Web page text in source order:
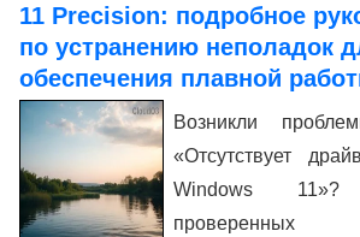
11 Precision: подробное
по устранению неполадок
обеспечения плавной
Возникли
«Отсутствует
Windows